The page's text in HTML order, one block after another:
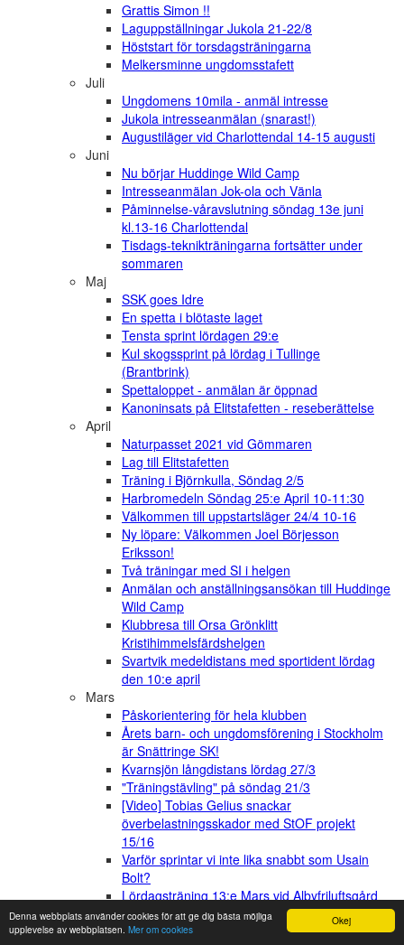
Okej
Denna webbplats använder cookies för att ge dig bästa möjliga
upplevelse av webbplatsen. Mer om cookies
Grattis Simon !!
Laguppställningar Jukola 21-22/8
Höststart för torsdagsträningarna
Melkersminne ungdomsstafett
Juli
Ungdomens 10mila - anmäl intresse
Jukola intresseanmälan (snarast!)
Augustiläger vid Charlottendal 14-15 augusti
Juni
Nu börjar Huddinge Wild Camp
Intresseanmälan Jok-ola och Vänla
Påminnelse-våravslutning söndag 13e juni
kl.13-16 Charlottendal
Tisdags-teknikträningarna fortsätter under
sommaren
Maj
SSK goes Idre
En spetta i blötaste laget
Tensta sprint lördagen 29:e
Kul skogssprint på lördag i Tullinge
(Brantbrink)
Spettaloppet - anmälan är öppnad
Kanoninsats på Elitstafetten - reseberättelse
April
Naturpasset 2021 vid Gömmaren
Lag till Elitstafetten
Träning i Björnkulla, Söndag 2/5
Harbromedeln Söndag 25:e April 10-11:30
Välkommen till uppstartsläger 24/4 10-16
Ny löpare: Välkommen Joel Börjesson
Eriksson!
Två träningar med SI i helgen
Anmälan och anställningsansökan till Huddinge
Wild Camp
Klubbresa till Orsa Grönklitt
Kristihimmelsfärdshelgen
Svartvik medeldistans med sportident lördag
den 10:e april
Mars
Påskorientering för hela klubben
Årets barn- och ungdomsförening i Stockholm
är Snättringe SK!
Kvarnsjön långdistans lördag 27/3
"Träningstävling" på söndag 21/3
[Video] Tobias Gelius snackar
överbelastningsskador med StOF projekt
15/16
Varför sprintar vi inte lika snabbt som Usain
Bolt?
Lördagsträning 13:e Mars vid Albyfriluftsgård
för 13-16 åringar
Möjlighet att träna även för Vuxenmotion